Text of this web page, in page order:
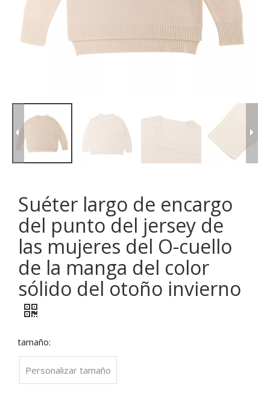
Suéter largo de encargo
del punto del jersey de
las mujeres del O-cuello
de la manga del color
sólido del otoño invierno
tamaño:
Personalizar tamaño